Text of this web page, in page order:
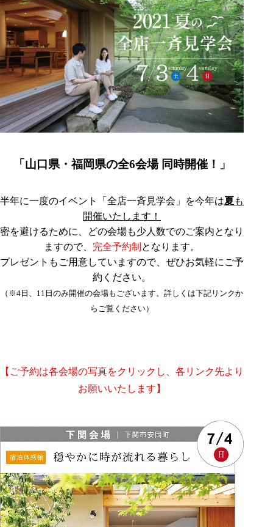
「山口県・福岡県の全6会場 同時開催！ 」
半年に一度のイベント「全店一斉見学会」を今年は夏も
開催いたします！
密を避けるために、どの会場も少人数でのご案内となり
ますので、 完全予約制 となります。
プレゼントもご用意していますので、ぜひお気軽にご予
約ください。
（※4日、11日のみ開催の会場もございます。詳しくは下記リンクか
らご覧ください）
【ご予約は各会場の写真をクリックし、各リンク先より
お願いいたします】